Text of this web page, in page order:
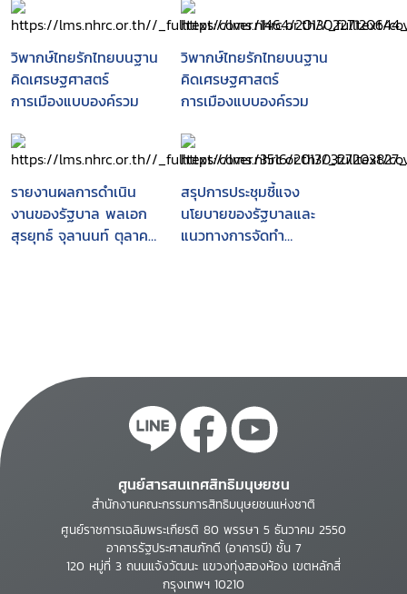
วิพากษ์ไทยรักไทยบนฐาน
คิดเศรษฐศาสตร์
การเมืองแบบองค์รวม
วิพากษ์ไทยรักไทยบนฐาน
คิดเศรษฐศาสตร์
การเมืองแบบองค์รวม
รายงานผลการดำเนิน
งานของรัฐบาล พลเอก
สุรยุทธ์ จุลานนท์ ตุลาคม
สรุปการประชุมชี้แจง
นโยบายของรัฐบาลและ
แนวทางการจัดทำ
Center ศูนย์แสดงสินค้า
และการประชุมอิมแพ็ค
เมืองทองธานี
ศูนย์สารสนเทศสิทธิมนุษยชน
สำนักงานคณะกรรมการสิทธิมนุษยชนแห่งชาติ
ศูนย์ราชการเฉลิมพระเกียรติ 80 พรรษา 5 ธันวาคม 2550
อาคารรัฐประศาสนภักดี (อาคารบี) ชั้น 7
120 หมู่ที่ 3 ถนนแจ้งวัฒนะ แขวงทุ่งสองห้อง เขตหลักสี่
กรุงเทพฯ 10210